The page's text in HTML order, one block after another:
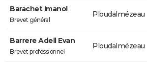
Barachet Imanol
Brevet général
Ploudalmézeau
Barrere Adell Evan
Brevet professionnel
Ploudalmézeau